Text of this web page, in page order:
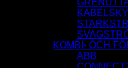
KOMBI- OCH
ABB